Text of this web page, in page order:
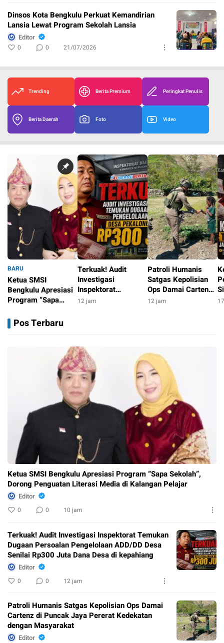
Dinsos Kota Bengkulu Perkuat Kemandirian
Lansia Lewat Program Sekolah Lansia
Editor
0 0 21/07/2026
Trending Berita Premium Peringkat Penulis
Berita Daerah Foto Video
BARU
Ketua SMSI
Bengkulu Apresiasi
Program “Sapa
Penguatan Literasi
Media di Kalangan
Terkuak! Audit
Investigasi
Inspektorat
Temukan Dugaan
Dana Desa di
kepahiang
12 jam
Patroli Humanis
Satgas Kepolisian
Ops Damai Cartenz
di Puncak Jaya
12 jam
Pos Terbaru
Ketua SMSI Bengkulu Apresiasi Program “Sapa Sekolah”,
Dorong Penguatan Literasi Media di Kalangan Pelajar
Editor
0 0 10 jam
Terkuak! Audit Investigasi Inspektorat Temukan
Dugaan Persoalan Pengelolaan ADD/DD Desa
Senilai Rp300 Juta Dana Desa di kepahiang
Editor
0 0 12 jam
Patroli Humanis Satgas Kepolisian Ops Damai
Cartenz di Puncak Jaya Pererat Kedekatan
dengan Masyarakat
Editor